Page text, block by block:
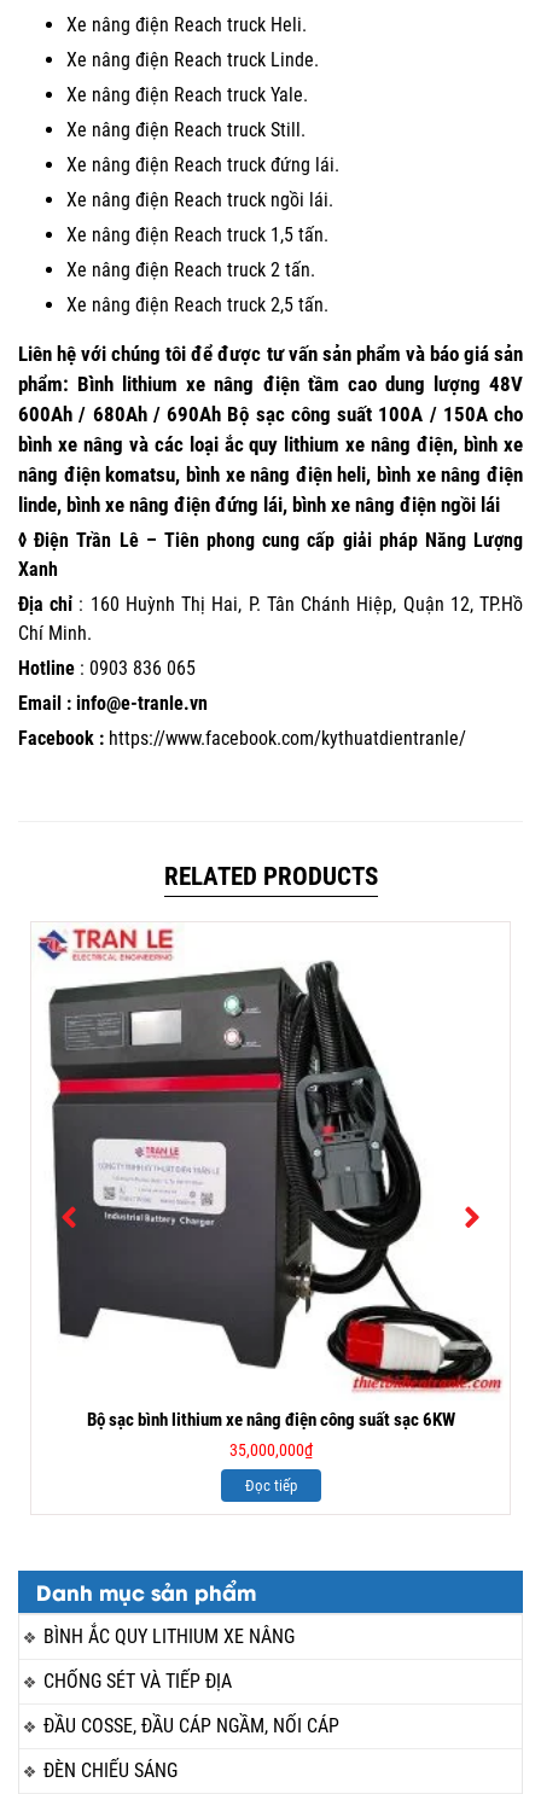
Danh mục sản phẩm
BÌNH ẮC QUY LITHIUM XE NÂNG
CHỐNG SÉT VÀ TIẾP ĐỊA
ĐẦU COSSE, ĐẦU CÁP NGẦM, NỐI CÁP
ĐÈN CHIẾU SÁNG
Xe nâng điện Reach truck Heli.
Xe nâng điện Reach truck Linde.
Xe nâng điện Reach truck Yale.
Xe nâng điện Reach truck Still.
Xe nâng điện Reach truck đứng lái.
Xe nâng điện Reach truck ngồi lái.
Xe nâng điện Reach truck 1,5 tấn.
Xe nâng điện Reach truck 2 tấn.
Xe nâng điện Reach truck 2,5 tấn.
Liên hệ vớichúng tôi để được tư vấn sản phẩm và báo giá sản
phẩm: Bình lithium xe nâng điện tầm cao dung lượng 48V
600Ah / 680Ah / 690Ah Bộ sạc công suất 100A / 150A cho
bình xe nâng và các loại ắc quy lithium xe nâng điện, bình xe
nâng điện komatsu, bình xe nâng điện heli, bình xe nâng điện
linde, bình xe nâng điện đứng lái, bình xe nâng điện ngồi lái
◊ Điện Trần Lê – Tiên phong cung cấp giải pháp Năng Lượng
Xanh
Địa chỉ : 160 Huỳnh Thị Hai, P. Tân Chánh Hiệp, Quận 12, TP.Hồ
Chí Minh.
Hotline : 0903 836 065
Email : info@e-tranle.vn
Facebook : https://www.facebook.com/kythuatdientranle/
RELATED PRODUCTS
Bộ sạc bình lithium xe nâng điện công suất sạc 6KW
35,000,000₫
Đọc tiếp